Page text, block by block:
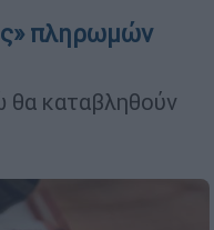
πληρωμών
θα καταβληθούν